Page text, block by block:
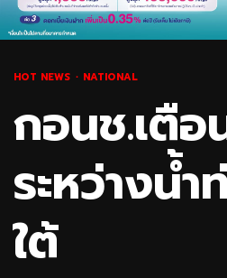
HOT NEWS NATIONAL
กอนช.เตื
ระหว่างน้
ใต้